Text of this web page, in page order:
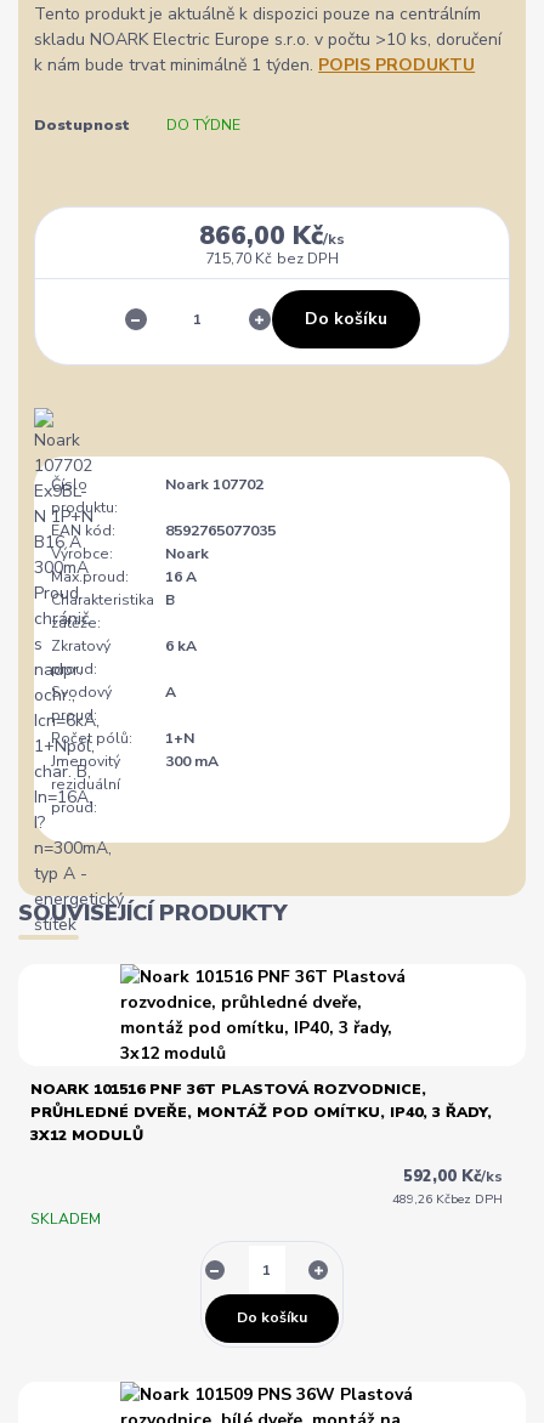
Tento produkt je aktuálně k dispozici pouze na centrálním
skladu NOARK Electric Europe s.r.o. v počtu >10 ks, doručení
k nám bude trvat minimálně 1 týden. POPIS PRODUKTU
Dostupnost DO TÝDNE
866,00 Kč/ks
715,70 Kč bez DPH
Do košíku
Číslo
produktu:
Noark 107702
EAN kód:
8592765077035
Výrobce:
Noark
Max.proud:
16 A
Charakteristika
zátěže:
B
Zkratový
proud:
6 kA
Svodový
proud:
A
Počet pólů:
1+N
Jmenovitý
reziduální
proud:
300 mA
SOUVISEJÍCÍ PRODUKTY
NOARK 101516 PNF 36T PLASTOVÁ ROZVODNICE,
PRŮHLEDNÉ DVEŘE, MONTÁŽ POD OMÍTKU, IP40, 3 ŘADY,
3X12 MODULŮ
592,00 Kč/ks
489,26 Kčbez DPH
SKLADEM
Do košíku